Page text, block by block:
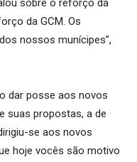
sobre o reforço da
da GCM. Os
nossos munícipes”,
dar posse aos novos
suas propostas, a de
se aos novos
hoje vocês são motivo